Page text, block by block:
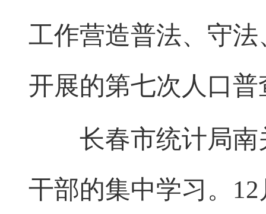
工作营造普法、守
开展的第七次人口
长春市统计局南
干部的集中学习。